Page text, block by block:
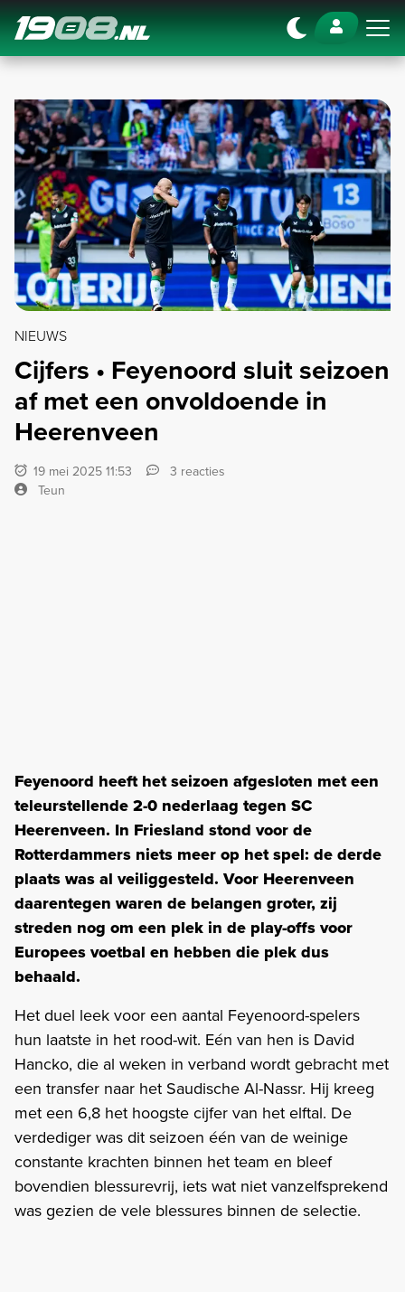
Navigation
NIEUWS
Cijfers • Feyenoord sluit seizoen
af met een onvoldoende in
Heerenveen
19 mei 2025 11:53
3 reacties
Teun
Feyenoord heeft het seizoen afgesloten met een
teleurstellende 2-0 nederlaag tegen SC
Heerenveen. In Friesland stond voor de
Rotterdammers niets meer op het spel: de derde
plaats was al veiliggesteld. Voor Heerenveen
daarentegen waren de belangen groter, zij
streden nog om een plek in de play-offs voor
Europees voetbal en hebben die plek dus
behaald.
Het duel leek voor een aantal Feyenoord-spelers
hun laatste in het rood-wit. Eén van hen is David
Hancko, die al weken in verband wordt gebracht met
een transfer naar het Saudische Al-Nassr. Hij kreeg
met een 6,8 het hoogste cijfer van het elftal. De
verdediger was dit seizoen één van de weinige
constante krachten binnen het team en bleef
bovendien blessurevrij, iets wat niet vanzelfsprekend
was gezien de vele blessures binnen de selectie.